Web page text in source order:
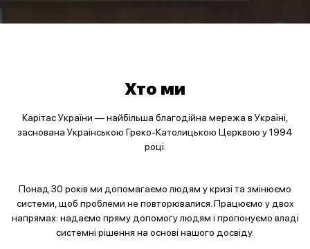
Хто ми
Карітас України — найбільша благодійна мережа в Україні,
заснована Українською Греко-Католицькою Церквою у 1994
році.
Понад 30 років ми допомагаємо людям у кризі та змінюємо
системи, щоб проблеми не повторювалися. Працюємо у двох
напрямах: надаємо пряму допомогу людям і пропонуємо владі
системні рішення на основі нашого досвіду.